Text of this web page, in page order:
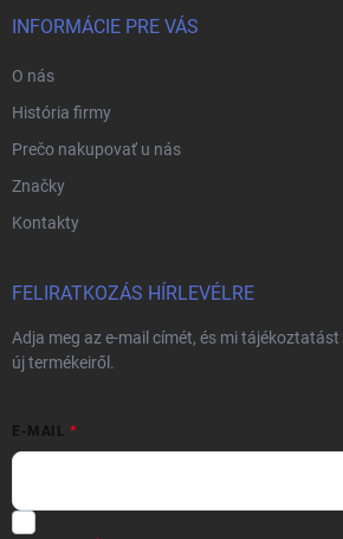
INFORMÁCIE PRE VÁS
O nás
História firmy
Prečo nakupovať u nás
Značky
Kontakty
FELIRATKOZÁS HÍRLEVÉLRE
Adja meg az e-mail címét, és mi
új termékeiről.
E-MAIL